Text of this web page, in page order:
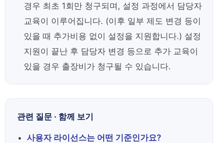
경우 최초 1회만 청구되며, 설정 과정에서 담당자
교육이 이루어집니다. (이후 일부 제도 변경 등이
있을 때 추가비용 없이 설정을 지원합니다.) 설정
지원이 끝난 후 담당자 변경 등으로 추가 교육이
있을 경우 출장비가 청구될 수 있습니다.
관련 질문 · 함께 보기
사용자 라이선스는 어떤 기준인가요?